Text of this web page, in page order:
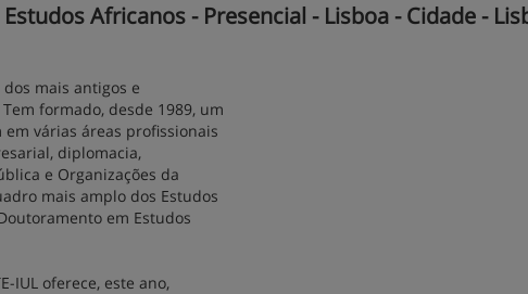
Africanos - Presencial - Lisboa - Cidade -
mais antigos e
formado, desde 1989, um
várias áreas profissionais
diplomacia,
e Organizações da
mais amplo dos Estudos
em Estudos
IUL oferece, este ano,